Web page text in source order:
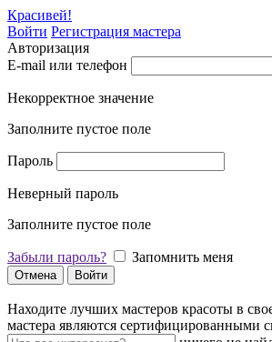
Красивей!
Войти Регистрация мастера
Авторизация
E-mail или телефон
Некорректное значение
Заполните пустое поле
Пароль
Неверный пароль
Заполните пустое поле
Забыли пароль? Запомнить меня
Отмена Войти
Находите лучших мастеров красоты в
мастера являются сертифицированными